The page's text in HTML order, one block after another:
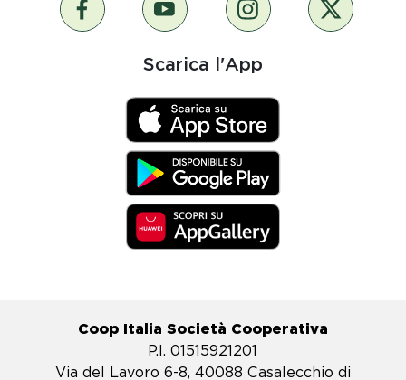
Scarica l'App
Coop Italia Società Cooperativa
P.I. 01515921201
Via del Lavoro 6-8, 40088 Casalecchio di